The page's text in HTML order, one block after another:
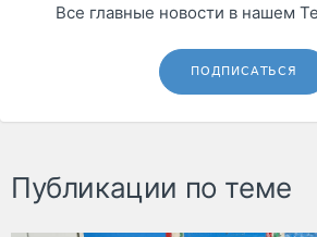
Все главные новости в нашем
ПОДПИСАТЬСЯ
Публикации по теме